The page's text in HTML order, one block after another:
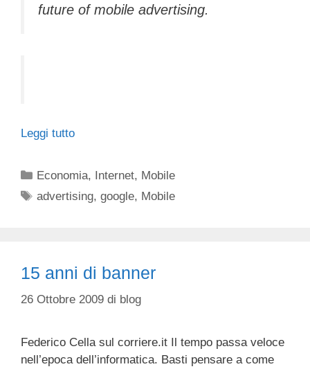
future of mobile advertising.
Leggi tutto
Categorie
Economia, Internet, Mobile
Tag
advertising,google, Mobile
15 anni di banner
26 Ottobre 2009 di blog
Federico Cella sul corriere.it Il tempo passa veloce
nell’epoca dell’informatica. Basti pensare a come